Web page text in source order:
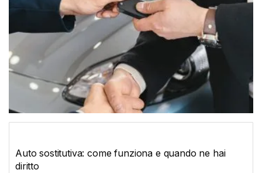
Auto sostitutiva: come funziona e quando ne hai
diritto